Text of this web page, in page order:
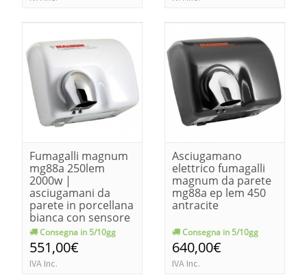
Fumagalli magnum
mg88a 250lem
2000w |
asciugamani da
parete in porcellana
bianca con sensore
Consegna in 5/10gg
551,00€
IVA Inc.
Asciugamano
elettrico fumagalli
magnum da parete
mg88a ep lem 450
antracite
Consegna in 5/10gg
640,00€
IVA Inc.